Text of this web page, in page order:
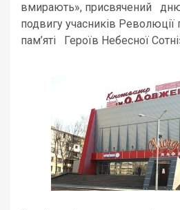
вмирають», присвячений
подвигу учасників Революції
пам’яті Героїв Небесної